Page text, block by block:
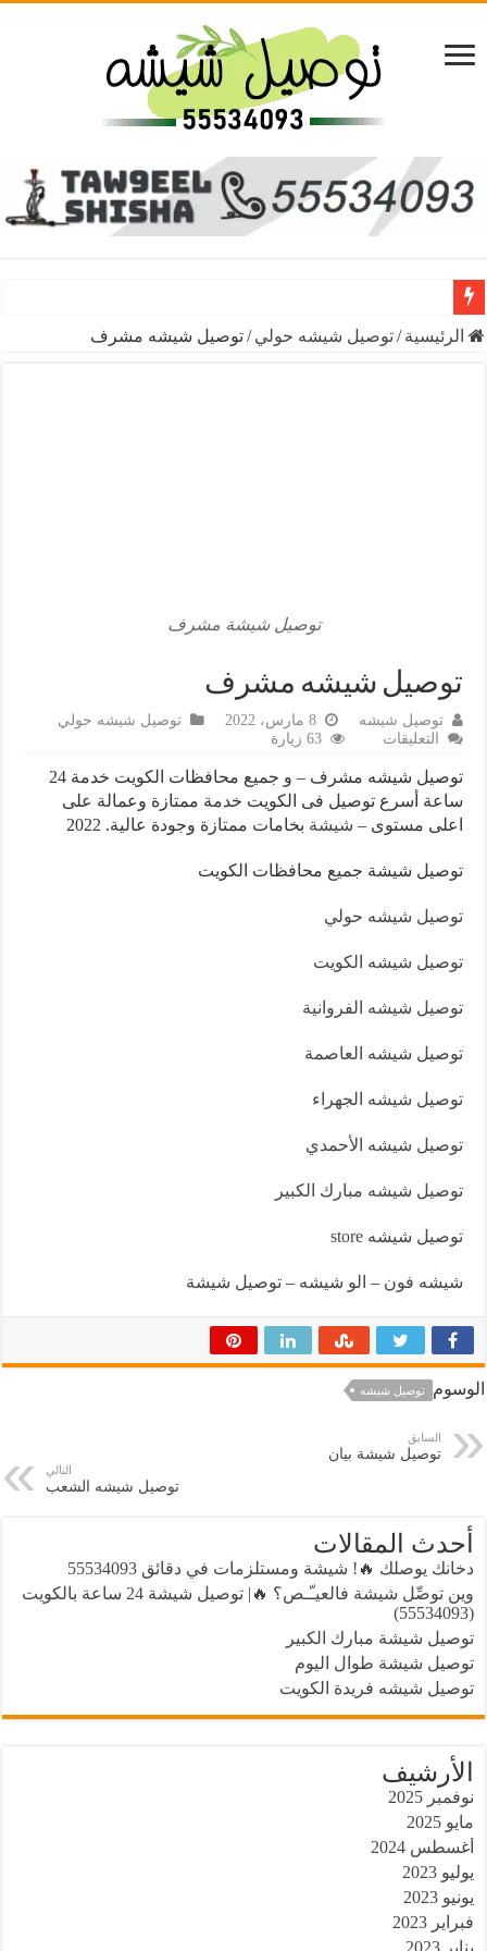
دخانك يوصلك 🔥! شيشة ومستلزمات في دقائق 55534093
توصيل شيشه القرين
الرئيسية /توصيل شيشه حولي /توصيل شيشه مشرف
توصيل شيشة مشرف
توصيل شيشه مشرف
توصيل شيشه 8 مارس، 2022
توصيل شيشه حولي
التعليقات
شيشه
مشرف
مغلقة
63 زيارة
توصيل شيشه مشرف – و جميع محافظات الكويت خدمة 24
ساعة أسرع توصيل فى الكويت خدمة ممتازة وعمالة على
اعلى مستوى – شيشة بخامات ممتازة وجودة عالية. 2022
توصيل شيشة جميع محافظات الكويت
توصيل شيشه حولي
توصيل شيشه الكويت
توصيل شيشه الفروانية
توصيل شيشه العاصمة
توصيل شيشه الجهراء
توصيل شيشه الأحمدي
توصيل شيشه مبارك الكبير
توصيل شيشه store
شيشه فون – الو شيشه –توصيل شيشة
الوسوم توصيل شيشه
السابق
توصيل شيشة بيان
التالي
توصيل شيشه الشعب
أحدث المقالات
دخانك يوصلك 🔥! شيشة ومستلزمات في دقائق 55534093
وين توصِّل شيشة فالعيـّـص؟ 🔥| توصيل شيشة 24 ساعة بالكويت
(55534093)
توصيل شيشة مبارك الكبير
توصيل شيشة طوال اليوم
توصيل شيشه فريدة الكويت
الأرشيف
نوفمبر 2025
مايو 2025
أغسطس 2024
يوليو 2023
يونيو 2023
فبراير 2023
يناير 2023